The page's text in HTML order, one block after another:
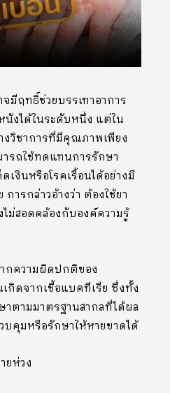
มีฤทธิ์ช่วยบรรเทาอาการ
นังได้ในระดับหนึ่ง แต่ใน
วิชาการที่มีคุณภาพเพียง
รถใช้ทดแทนการรักษา
เงินหรือโรคเรื้อนได้อย่างมี
ารกล่าวอ้างว่า ต้องใช้ยา
ม่สอดคล้องกับองค์ความรู้
กความผิดปกติของ
กิดจากเชื้อแบคทีเรีย ซึ่งทั้ง
าตามมาตรฐานสากลที่ได้ผล
คุมหรือรักษาให้หายขาดได้
ยห่วง